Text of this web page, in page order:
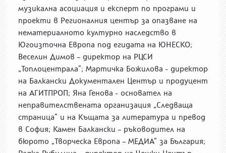
музикална асоциация и експерт по програми и
проекти в Регионалния център за опазване на
нематериалното културно наследство в
Югоизточна Европа под егидата на ЮНЕСКО;
Веселин Димов – директор на РЦСИ
„Топлоцентрала“; Мартичка Божилова - директор
на Балкански Документален Център и продуцент
на АГИТПРОП; Яна Генова - основател на
неправителствената организация „Следваща
страница“ и на Къщата за литература и превод
в София; Камен Балкански – ръководител на
бюрото „Творческа Европа – МЕДИА“ за България;